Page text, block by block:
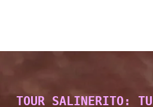
TOUR SALINERITO: